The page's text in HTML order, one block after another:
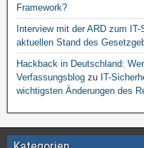
Framework?
Interview mit der ARD zum
aktuellen Stand des
Hackback in Deutschland:
Verfassungsblog zu IT-
wichtigsten Änderungen des